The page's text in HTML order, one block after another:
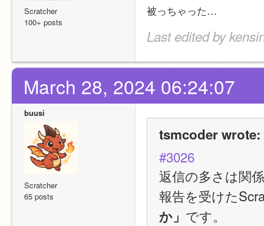
Scratcher
100+ posts
被っちゃった…
Last edited by
March 28, 2024 06:24:07
buusi
Scratcher
65 posts
tsmcoder wrote:
#3026
返信の多さは関
報告を受けた
か」 です。